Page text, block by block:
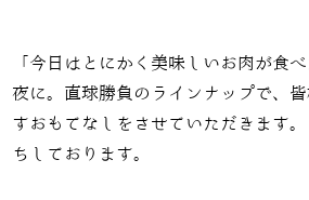
「今日はとにかく美味しいお肉が食
夜に。直球勝負のラインナップで、
すおもてなしをさせていただきます
ちしております。